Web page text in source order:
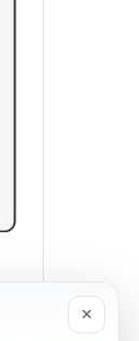
×